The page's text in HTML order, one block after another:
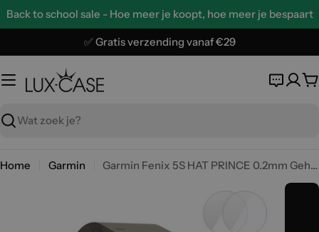
Ga
inhoud
Back to school sale - Hoe meer je koopt, hoe meer je bespaart
✅ Gratis verzending vanaf €29
Zoeken
Home Garmin Garmin Fenix 5S HAT PRINCE 0.2mm Gehard Glas Schermbeschermer